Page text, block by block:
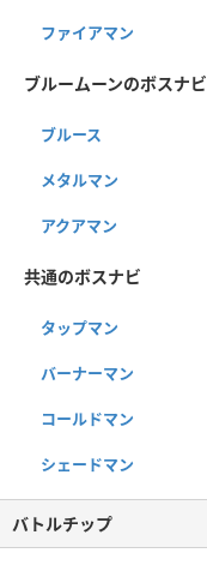
ファイアマン
ブルームーンのボスナビ
ブルース
メタルマン
アクアマン
共通のボスナビ
タップマン
バーナーマン
コールドマン
シェードマン
バトルチップ